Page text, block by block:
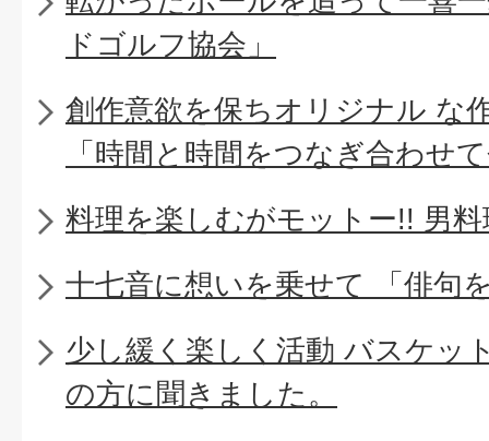
ドゴルフ協会」
創作意欲を保ちオリジナル な
「時間と時間をつなぎ合わせ
料理を楽しむがモットー!! 男
十七音に想いを乗せて 「俳句
少し緩く楽しく活動 バスケッ
の方に聞きました。